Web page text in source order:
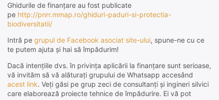
Ghidurile de finanțare au fost publicate
pe http://pnrr.mmap.ro/ghiduri-paduri-si-protectia-
biodiversitatii/
Intră pe grupul de Facebook asociat site-ului, spune-ne cu ce
te putem ajuta și hai să împădurim!
Dacă intențiile dvs. în privința aplicării la finanțare sunt serioase,
vă invităm să vă alăturați grupului de Whatsapp accesând
acest link. Veți găsi pe grup zeci de consultanți și ingineri silvici
care elaborează proiecte tehnice de împădurire. Ei vă pot